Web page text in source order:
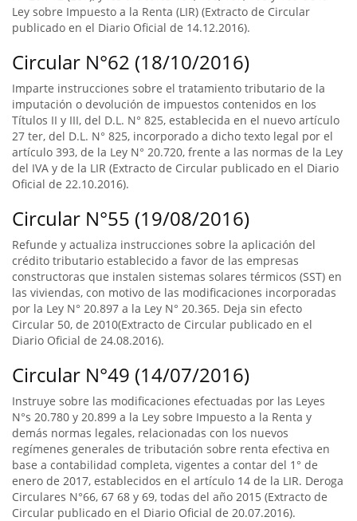
Ley sobre Impuesto a la Renta (LIR) (Extracto de Circular
publicado en el Diario Oficial de 14.12.2016).
Circular N°62 (18/10/2016)
Imparte instrucciones sobre el tratamiento tributario de la
imputación o devolución de impuestos contenidos en los
Títulos II y III, del D.L. N° 825, establecida en el nuevo artículo
27 ter, del D.L. N° 825, incorporado a dicho texto legal por el
artículo 393, de la Ley N° 20.720, frente a las normas de la Ley
del IVA y de la LIR (Extracto de Circular publicado en el Diario
Oficial de 22.10.2016).
Circular N°55 (19/08/2016)
Refunde y actualiza instrucciones sobre la aplicación del
crédito tributario establecido a favor de las empresas
constructoras que instalen sistemas solares térmicos (SST) en
las viviendas, con motivo de las modificaciones incorporadas
por la Ley N° 20.897 a la Ley N° 20.365. Deja sin efecto
Circular 50, de 2010(Extracto de Circular publicado en el
Diario Oficial de 24.08.2016).
Circular N°49 (14/07/2016)
Instruye sobre las modificaciones efectuadas por las Leyes
N°s 20.780 y 20.899 a la Ley sobre Impuesto a la Renta y
demás normas legales, relacionadas con los nuevos
regímenes generales de tributación sobre renta efectiva en
base a contabilidad completa, vigentes a contar del 1° de
enero de 2017, establecidos en el artículo 14 de la LIR. Deroga
Circulares N°66, 67 68 y 69, todas del año 2015 (Extracto de
Circular publicado en el Diario Oficial de 20.07.2016).